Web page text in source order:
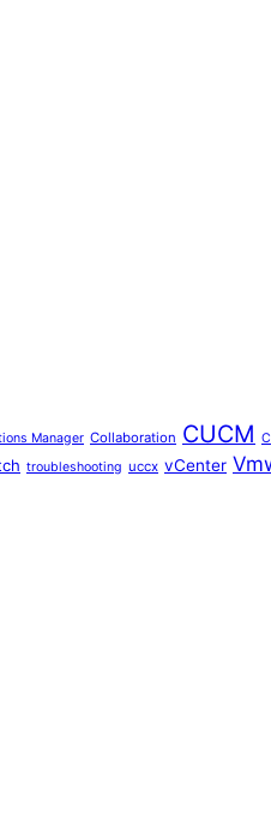
Manager Collaboration CUCM
troubleshooting uccx vCenter